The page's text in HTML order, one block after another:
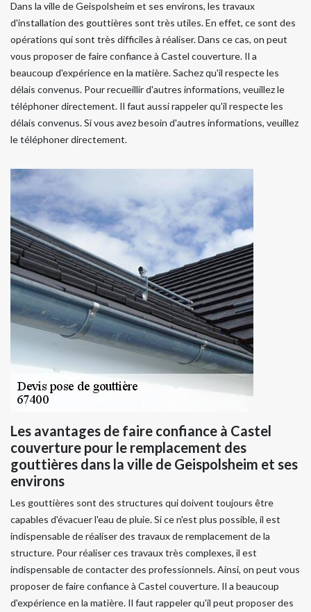
Dans la ville de Geispolsheim et ses environs, les travaux
d'installation des gouttières sont très utiles. En effet, ce sont des
opérations qui sont très difficiles à réaliser. Dans ce cas, on peut
vous proposer de faire confiance à Castel couverture. Il a
beaucoup d'expérience en la matière. Sachez qu'il respecte les
délais convenus. Pour recueillir d'autres informations, veuillez le
téléphoner directement. Il faut aussi rappeler qu'il respecte les
délais convenus. Si vous avez besoin d'autres informations, veuillez
le téléphoner directement.
Les avantages de faire confiance à Castel
couverture pour le remplacement des
gouttières dans la ville de Geispolsheim et ses
environs
Les gouttières sont des structures qui doivent toujours être
capables d'évacuer l'eau de pluie. Si ce n'est plus possible, il est
indispensable de réaliser des travaux de remplacement de la
structure. Pour réaliser ces travaux très complexes, il est
indispensable de contacter des professionnels. Ainsi, on peut vous
proposer de faire confiance à Castel couverture. Il a beaucoup
d'expérience en la matière. Il faut rappeler qu'il peut proposer des